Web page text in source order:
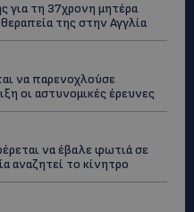
για τη 37χρονη μητέρα
της στην Αγγλία
να παρενοχλούσε
οι αστυνομικές έρευνες
να έβαλε φωτιά σε
αναζητεί το κίνητρο